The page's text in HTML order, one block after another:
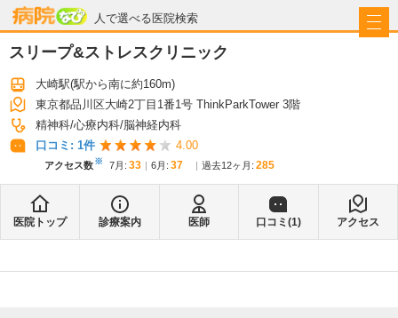
人で選べる医院検索
病院なび
スリープ&ストレスクリニック
大崎駅(駅から南に約160m)
東京都品川区大崎2丁目1番1号 ThinkParkTower 3階
精神科 心療内科 脳神経内科
口コミ: 1件 4.00
アクセス数※ 7月 : 33 6月 : 37 過去12ヶ月: 285
医院トップ 診療案内 医師 口コミ(1) アクセス